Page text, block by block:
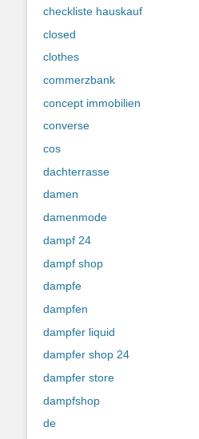
checkliste hauskauf
closed
clothes
commerzbank
concept immobilien
converse
cos
dachterrasse
damen
damenmode
dampf 24
dampf shop
dampfe
dampfen
dampfer liquid
dampfer shop 24
dampfer store
dampfshop
de